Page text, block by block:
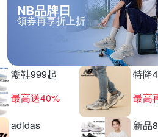
NB品牌日
領券再享折上折
潮鞋999起
最高送40%
特降
最高
adidas
新品